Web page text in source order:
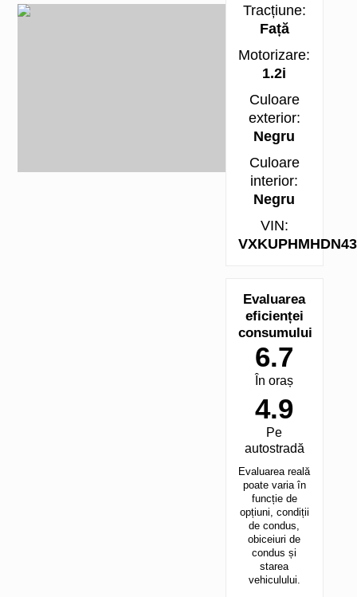
Tracțiune:
Față
Motorizare:
1.2i
Culoare
exterior:
Negru
Culoare
interior:
Negru
VIN:
Evaluarea
eficienței
consumului
6.7
În oraș
4.9
Pe
autostradă
Evaluarea reală
poate varia în
funcție de
opțiuni, condiții
de condus,
obiceiuri de
condus și
starea
vehiculului.